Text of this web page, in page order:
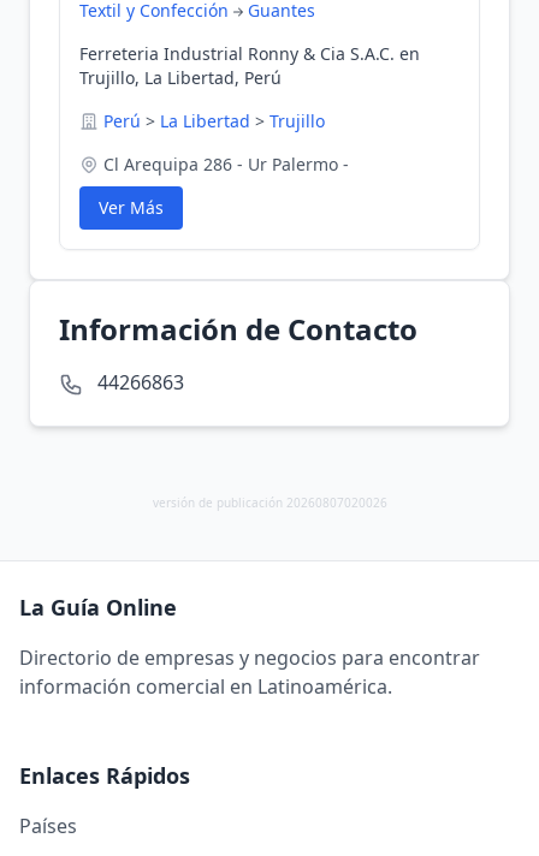
Textil y Confección
Guantes
Ferreteria Industrial Ronny & Cia S.A.C. en
Trujillo, La Libertad, Perú
Perú > La Libertad > Trujillo
Cl Arequipa 286 - Ur Palermo -
Ver Más
Información de Contacto
44266863
versión de publicación 20260807020026
La Guía Online
Directorio de empresas y negocios para encontrar
información comercial en Latinoamérica.
Enlaces Rápidos
Países